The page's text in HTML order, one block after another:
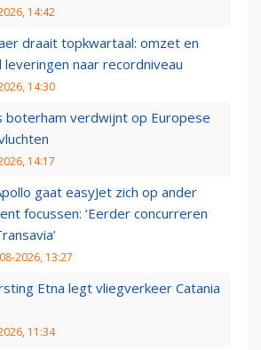
14:42
draait topkwartaal: omzet en
leveringen naar recordniveau
14:30
boterham verdwijnt op Europese
14:17
gaat easyJet zich op ander
focussen: ‘Eerder concurreren
2026, 13:27
Etna legt vliegverkeer Catania
11:34